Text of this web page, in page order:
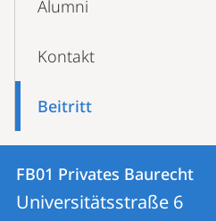
Alumni
Kontakt
Beitritt
Kontakt
und
Kontaktinformationen
FB01
FB01 Privates Baurecht
Universitätsstraße 6